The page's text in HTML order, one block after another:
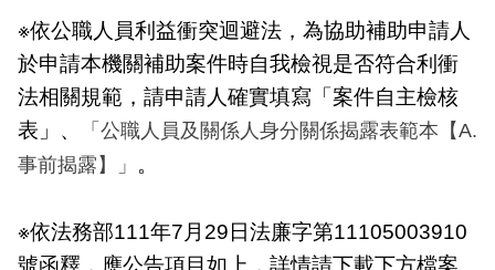
者
保
護
專
區
個
資
料
※依公職人員利益衝突迴避法，為協助補助申請人
於申請本機關補助案件時自我檢視是否符合利衝
法相關規範，請申請人確實填寫「案件自主檢核
表」、
「公職人員及關係人身分關係揭露表範本【A.
事前揭露】」 。
※依法務部111年7月29日法廉字第11105003910
號函釋，應公告項目如上，詳情請下載下方檔案